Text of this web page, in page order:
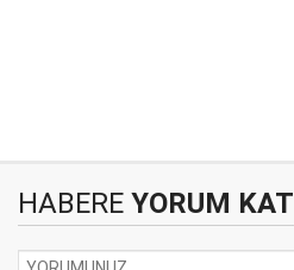
HABERE YORUM KAT